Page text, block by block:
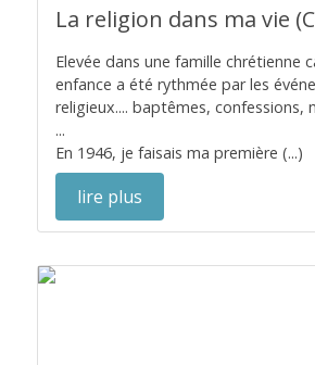
La religion dans ma vie
Elevée dans une famille chrétienne
enfance a été rythmée par les
religieux.... baptêmes, confessions,
...
En 1946, je faisais ma première (...)
lire plus